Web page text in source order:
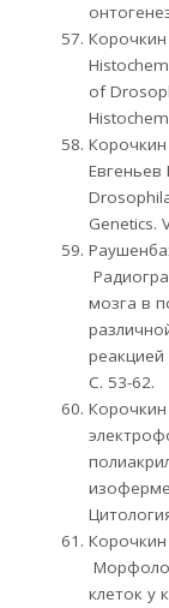
of
Genetics.
мозга в
С. 53-62.
клеток у